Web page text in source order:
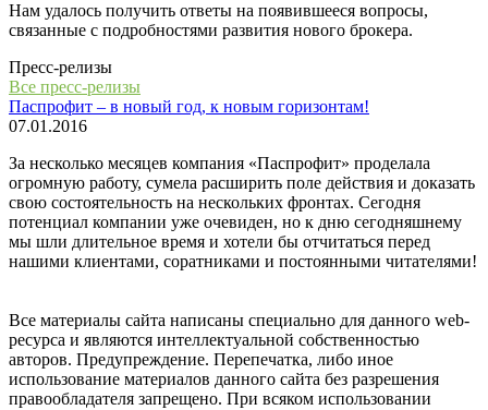
Нам удалось получить ответы на появившееся вопросы,
связанные с подробностями развития нового брокера.
Пресс-релизы
Все пресс-релизы
Паспрофит – в новый год, к новым горизонтам!
07.01.2016
За несколько месяцев компания «Паспрофит» проделала
огромную работу, сумела расширить поле действия и доказать
свою состоятельность на нескольких фронтах. Сегодня
потенциал компании уже очевиден, но к дню сегодняшнему
мы шли длительное время и хотели бы отчитаться перед
нашими клиентами, соратниками и постоянными читателями!
Все материалы сайта написаны специально для данного web-
ресурса и являются интеллектуальной собственностью
авторов. Предупреждение. Перепечатка, либо иное
использование материалов данного сайта без разрешения
правообладателя запрещено. При всяком использовании